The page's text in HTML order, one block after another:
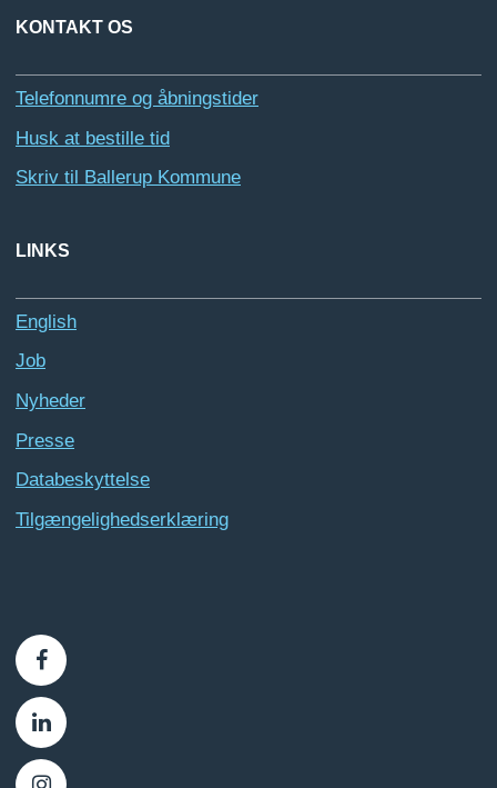
KONTAKT OS
Telefonnumre og åbningstider
Husk at bestille tid
Skriv til Ballerup Kommune
LINKS
English
Job
Nyheder
Presse
Databeskyttelse
Tilgængelighedserklæring